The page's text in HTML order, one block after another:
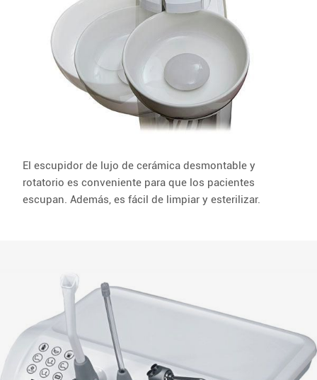
El escupidor de lujo de cerámica desmontable y
rotatorio es conveniente para que los pacientes
escupan. Además, es fácil de limpiar y esterilizar.